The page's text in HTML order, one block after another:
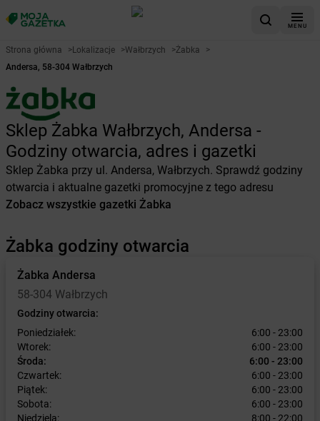
MENU
Strona główna >Lokalizacje >Wałbrzych >Żabka
>
Andersa, 58-304 Wałbrzych
Sklep Żabka Wałbrzych, Andersa -
Godziny otwarcia, adres i gazetki
Sklep Żabka przy ul. Andersa, Wałbrzych. Sprawdź godziny
otwarcia i aktualne gazetki promocyjne z tego adresu
Zobacz wszystkie gazetki Żabka
Żabka godziny otwarcia
Żabka Andersa
58-304 Wałbrzych
Godziny otwarcia:
Poniedziałek:
6:00 - 23:00
Wtorek:
6:00 - 23:00
Środa:
6:00 - 23:00
Czwartek:
6:00 - 23:00
Piątek:
6:00 - 23:00
Sobota:
6:00 - 23:00
Niedziela:
8:00 - 22:00